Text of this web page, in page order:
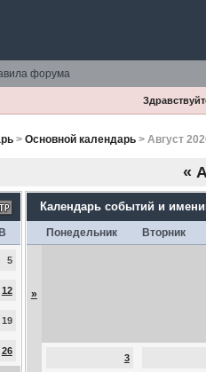
форума
> Основной календарь> Август
«
В
5
12
19
26
Календарь событий и
Понедельник Вторник
»
3